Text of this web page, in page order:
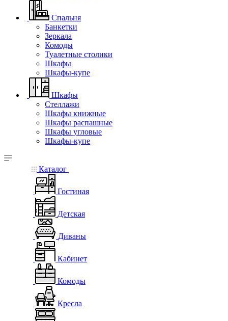
Спальня
Банкетки
Зеркала
Комоды
Туалетные столики
Шкафы
Шкафы-купе
Шкафы
Стеллажи
Шкафы книжные
Шкафы распашные
Шкафы угловые
Шкафы-купе
Каталог
Гостиная
Детская
Диваны
Кабинет
Комоды
Кресла